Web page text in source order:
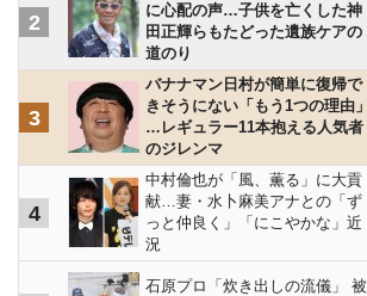
2
に心配の声…子供を亡くした神
田正輝らもたどった遺族ケアの
道のり
3
バナナマン日村が簡単に復帰で
きそうにない「もう1つの理由」
…レギュラー11本抱える人気者
のジレンマ
4
中村倫也が「風、薫る」に大貢
献…妻・水卜麻美アナとの「ず
っと仲良く」「にこやかな」近
況
石原プロ「炊き出しの流儀」 被